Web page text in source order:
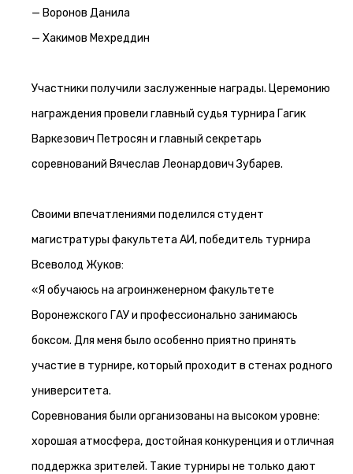
— Воронов Данила
— Хакимов Мехреддин
Участники получили заслуженные награды. Церемонию
награждения провели главный судья турнира Гагик
Варкезович Петросян и главный секретарь
соревнований Вячеслав Леонардович Зубарев.
Своими впечатлениями поделился студент
магистратуры факультета АИ, победитель турнира
Всеволод Жуков:
«Я обучаюсь на агроинженерном факультете
Воронежского ГАУ и профессионально занимаюсь
боксом. Для меня было особенно приятно принять
участие в турнире, который проходит в стенах родного
университета.
Соревнования были организованы на высоком уровне:
хорошая атмосфера, достойная конкуренция и отличная
поддержка зрителей. Такие турниры не только дают